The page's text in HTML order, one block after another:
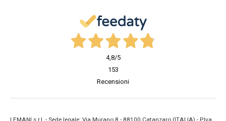
4,8/5
153
Recensioni
LEMANI s.r.l. - Sede legale: Via Murano 8 - 88100 Catanzaro (ITALIA) - P.Iva